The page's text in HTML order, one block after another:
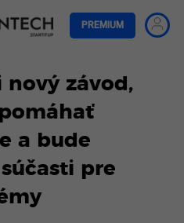
PREMIUM
závod,
a bude
pre